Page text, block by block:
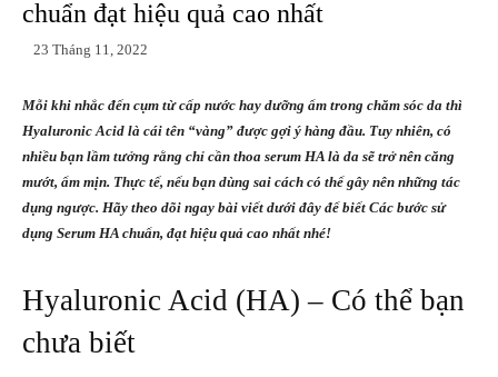
chuẩn đạt hiệu quả cao nhất
23 Tháng 11, 2022
Mỗi khi nhắc đến cụm từ cấp nước hay dưỡng ẩm trong chăm sóc da thì
Hyaluronic Acid là cái tên “vàng” được gợi ý hàng đầu. Tuy nhiên, có
nhiều bạn lầm tưởng rằng chỉ cần thoa serum HA là da sẽ trở nên căng
mướt, ẩm mịn. Thực tế, nếu bạn dùng sai cách có thể gây nên những tác
dụng ngược. Hãy theo dõi ngay bài viết dưới đây để biết Các bước sử
dụng Serum HA chuẩn, đạt hiệu quả cao nhất nhé!
Hyaluronic Acid (HA) – Có thể bạn
chưa biết